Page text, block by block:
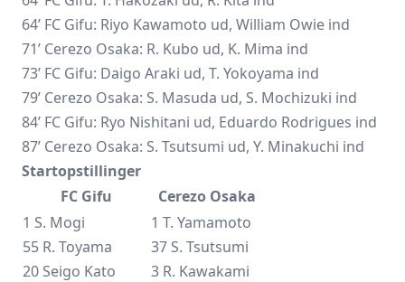
64’ FC Gifu: Riyo Kawamoto ud, William Owie ind
71’ Cerezo Osaka: R. Kubo ud, K. Mima ind
73’ FC Gifu: Daigo Araki ud, T. Yokoyama ind
79’ Cerezo Osaka: S. Masuda ud, S. Mochizuki ind
84’ FC Gifu: Ryo Nishitani ud, Eduardo Rodrigues ind
87’ Cerezo Osaka: S. Tsutsumi ud, Y. Minakuchi ind
Startopstillinger
FC Gifu
Cerezo Osaka
1 S. Mogi
55 R. Toyama
20 Seigo Kato
1 T. Yamamoto
37 S. Tsutsumi
3 R. Kawakami